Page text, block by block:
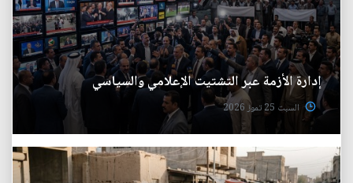
إدارة الأزمة عبر التشتيت الإعلامي والسياسي
السبت 25 تموز 2026